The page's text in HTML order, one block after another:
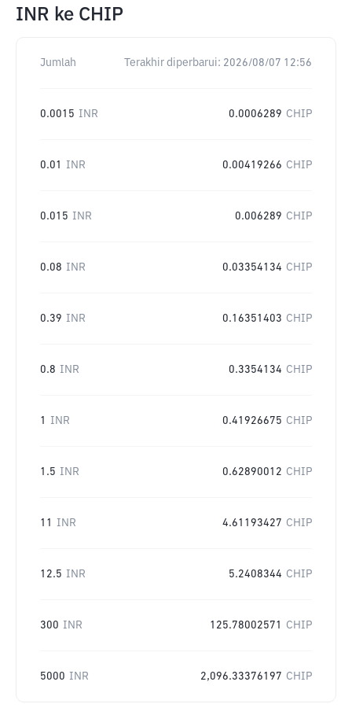
INR ke CHIP
Jumlah Terakhir diperbarui: 2026/08/07 12:56
0.0015 INR 0.0006289 CHIP
0.01 INR 0.00419266 CHIP
0.015 INR 0.006289 CHIP
0.08 INR 0.03354134 CHIP
0.39 INR 0.16351403 CHIP
0.8 INR 0.3354134 CHIP
1 INR 0.41926675 CHIP
1.5 INR 0.62890012 CHIP
11 INR 4.61193427 CHIP
12.5 INR 5.2408344 CHIP
300 INR 125.78002571 CHIP
5000 INR 2,096.33376197 CHIP